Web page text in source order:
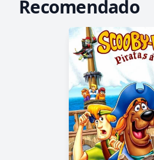
Recomendado